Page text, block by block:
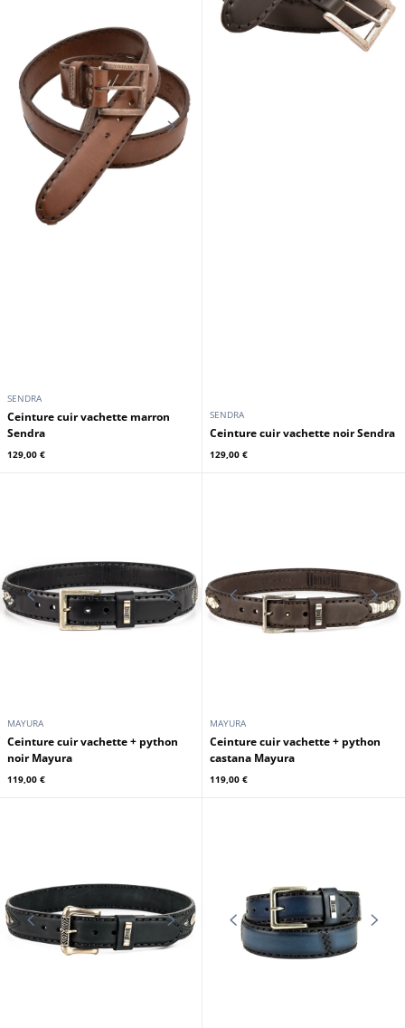
SENDRA
Ceinture cuir vachette marron
Sendra
129,00 €
SENDRA
Ceinture cuir vachette noir Sendra
129,00 €